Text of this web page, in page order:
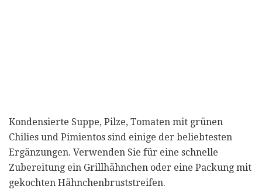
Kondensierte Suppe, Pilze, Tomaten mit grünen
Chilies und Pimientos sind einige der beliebtesten
Ergänzungen. Verwenden Sie für eine schnelle
Zubereitung ein Grillhähnchen oder eine Packung mit
gekochten Hähnchenbruststreifen.